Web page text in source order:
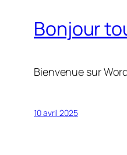
Bonjour
Bienvenue sur
10 avril 2025